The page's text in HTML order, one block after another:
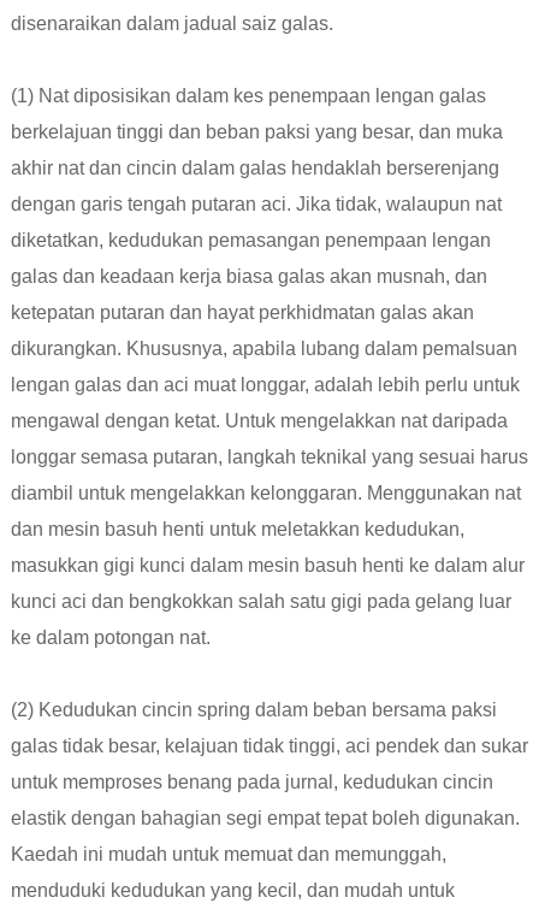
disenaraikan dalam jadual saiz galas.
(1) Nat diposisikan dalam kes penempaan lengan galas
berkelajuan tinggi dan beban paksi yang besar, dan muka
akhir nat dan cincin dalam galas hendaklah berserenjang
dengan garis tengah putaran aci. Jika tidak, walaupun nat
diketatkan, kedudukan pemasangan penempaan lengan
galas dan keadaan kerja biasa galas akan musnah, dan
ketepatan putaran dan hayat perkhidmatan galas akan
dikurangkan. Khususnya, apabila lubang dalam pemalsuan
lengan galas dan aci muat longgar, adalah lebih perlu untuk
mengawal dengan ketat. Untuk mengelakkan nat daripada
longgar semasa putaran, langkah teknikal yang sesuai harus
diambil untuk mengelakkan kelonggaran. Menggunakan nat
dan mesin basuh henti untuk meletakkan kedudukan,
masukkan gigi kunci dalam mesin basuh henti ke dalam alur
kunci aci dan bengkokkan salah satu gigi pada gelang luar
ke dalam potongan nat.
(2) Kedudukan cincin spring dalam beban bersama paksi
galas tidak besar, kelajuan tidak tinggi, aci pendek dan sukar
untuk memproses benang pada jurnal, kedudukan cincin
elastik dengan bahagian segi empat tepat boleh digunakan.
Kaedah ini mudah untuk memuat dan memunggah,
menduduki kedudukan yang kecil, dan mudah untuk